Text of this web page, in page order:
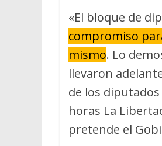
«El bloque de
compromiso
mismo. Lo
llevaron
de los
horas La
pretende el